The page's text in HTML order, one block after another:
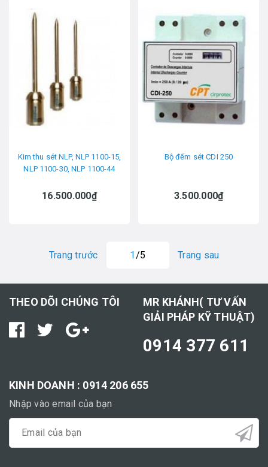
Kim thu sét NLP, NLP 1100-15,
NLP 1100-30, NLP 1100-44
16.500.000₫
Bộ đếm sét CDI 250
3.500.000₫
Trang trước 1 /5 Trang sau
THEO DÕI CHÚNG TÔI
MR KHÁNH( TƯ VẤN
GIẢI PHÁP KỸ THUẬT)
0914 377 611
KINH DOANH : 0914 206 655
Nhập vào email của bạn